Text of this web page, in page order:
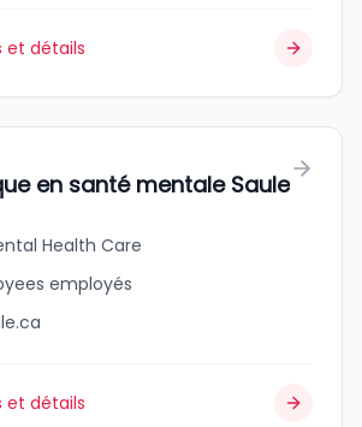
et détails
en santé mentale Saule
Health Care
employés
et détails